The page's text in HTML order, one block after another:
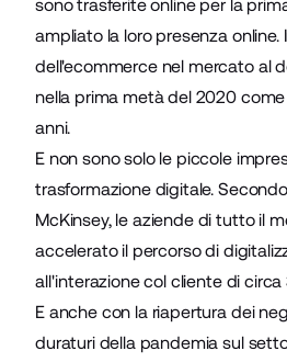
sono trasferite online per la
ampliato la loro presenza online.
dell'ecommerce nel mercato al
nella prima metà del 2020
anni.
E non sono solo le piccole
trasformazione digitale.
McKinsey, le aziende di tutto il
accelerato il percorso di
all'interazione col cliente di circa
E anche con la riapertura dei
duraturi della pandemia sul